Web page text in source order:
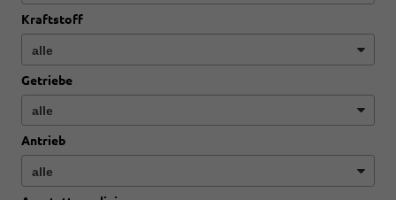
Kraftstoff
Getriebe
Antrieb